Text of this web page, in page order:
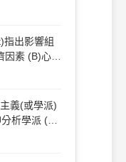
出影響組
素 (B)心理
因素。
義(或學派)
析學派 (C)